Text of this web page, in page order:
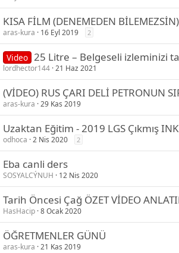
KISA FİLM (DENEMEDEN BİLEMEZSİN)
aras-kura 16 Eyl 2019 2
Video 25 Litre – Belgeseli izleminizi
lordhector144 21 Haz 2021
(VİDEO) RUS ÇARI DELİ PETRONUN
aras-kura 29 Kas 2019
Uzaktan Eğitim - 2019 LGS Çıkmış
odhoca 2 Nis 2020 2
Eba canli ders
SOSYALCÝNUH 12 Nis 2020
Tarih Öncesi Çağ ÖZET VİDEO
HasHacip 8 Ocak 2020
ÖĞRETMENLER GÜNÜ
aras-kura 21 Kas 2019